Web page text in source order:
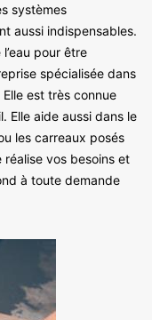
systèmes
aussi indispensables.
pour être
spécialisée dans
est très connue
Elle aide aussi dans le
les carreaux posés
vos besoins et
à toute demande